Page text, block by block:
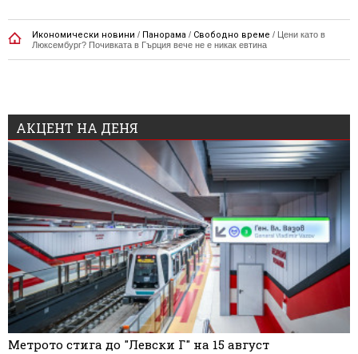
Икономически новини / Панорама / Свободно време / Цени като в
Люксембург? Почивката в Гърция вече не е никак евтина
АКЦЕНТ НА ДЕНЯ
Метрото стига до "Левски Г" на 15 август